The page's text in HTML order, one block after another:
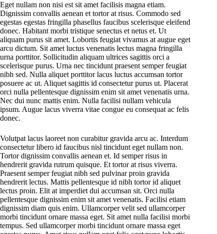
Eget nullam non nisi est sit amet facilisis magna etiam.
Dignissim convallis aenean et tortor at risus. Commodo sed
egestas egestas fringilla phasellus faucibus scelerisque eleifend
donec. Habitant morbi tristique senectus et netus et. Ut
aliquam purus sit amet. Lobortis feugiat vivamus at augue eget
arcu dictum. Sit amet luctus venenatis lectus magna fringilla
urna porttitor. Sollicitudin aliquam ultrices sagittis orci a
scelerisque purus. Urna nec tincidunt praesent semper feugiat
nibh sed. Nulla aliquet porttitor lacus luctus accumsan tortor
posuere ac ut. Aliquet sagittis id consectetur purus ut. Placerat
orci nulla pellentesque dignissim enim sit amet venenatis urna.
Nec dui nunc mattis enim. Nulla facilisi nullam vehicula
ipsum. Augue lacus viverra vitae congue eu consequat ac felis
donec.
Volutpat lacus laoreet non curabitur gravida arcu ac. Interdum
consectetur libero id faucibus nisl tincidunt eget nullam non.
Tortor dignissim convallis aenean et. Id semper risus in
hendrerit gravida rutrum quisque. Et tortor at risus viverra.
Praesent semper feugiat nibh sed pulvinar proin gravida
hendrerit lectus. Mattis pellentesque id nibh tortor id aliquet
lectus proin. Elit at imperdiet dui accumsan sit. Orci nulla
pellentesque dignissim enim sit amet venenatis. Facilisi etiam
dignissim diam quis enim. Ullamcorper velit sed ullamcorper
morbi tincidunt ornare massa eget. Sit amet nulla facilisi morbi
tempus. Sed ullamcorper morbi tincidunt ornare massa eget